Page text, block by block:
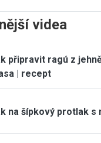
videa
připravit ragú z
| recept
na šípkový protlak s